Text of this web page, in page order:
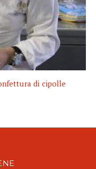
di cipolle